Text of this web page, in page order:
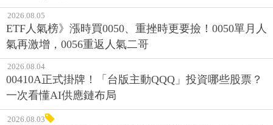
2026.08.05
ETF人氣榜》漲時買0050、重挫時更要撿！0050單月人
氣再激增，0056重返人氣二哥
2026.08.04
00410A正式掛牌！「台版主動QQQ」投資哪些股票？
一次看懂AI供應鏈布局
2026.08.03